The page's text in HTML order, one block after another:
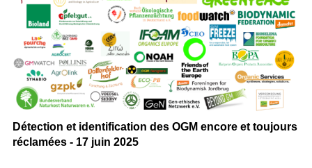
Détection et identification des OGM encore et toujours
réclamées - 17 juin 2025